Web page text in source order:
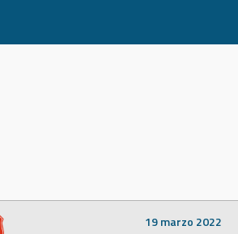
19 marzo 2022